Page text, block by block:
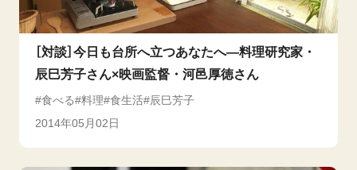
［対談］今日も台所へ立つあなたへ―料理研究家・
辰巳芳子さん×映画監督・河邑厚徳さん
食べる 料理 食生活
辰巳芳子
2014年05月02日